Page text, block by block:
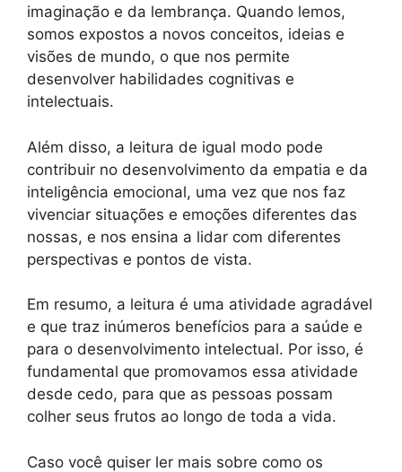
imaginação e da lembrança. Quando lemos,
somos expostos a novos conceitos, ideias e
visões de mundo, o que nos permite
desenvolver habilidades cognitivas e
intelectuais.
Além disso, a leitura de igual modo pode
contribuir no desenvolvimento da empatia e da
inteligência emocional, uma vez que nos faz
vivenciar situações e emoções diferentes das
nossas, e nos ensina a lidar com diferentes
perspectivas e pontos de vista.
Em resumo, a leitura é uma atividade agradável
e que traz inúmeros benefícios para a saúde e
para o desenvolvimento intelectual. Por isso, é
fundamental que promovamos essa atividade
desde cedo, para que as pessoas possam
colher seus frutos ao longo de toda a vida.
Caso você quiser ler mais sobre como os